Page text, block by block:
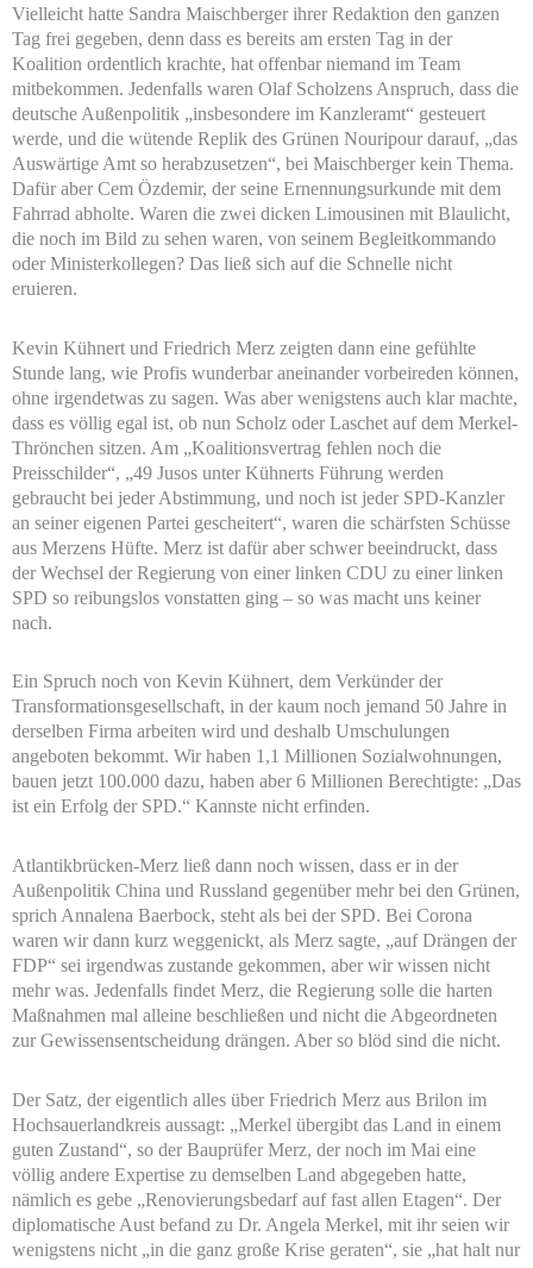
Vielleicht hatte Sandra Maischberger ihrer Redaktion den ganzen
Tag frei gegeben, denn dass es bereits am ersten Tag in der
Koalition ordentlich krachte, hat offenbar niemand im Team
mitbekommen. Jedenfalls waren Olaf Scholzens Anspruch, dass die
deutsche Außenpolitik „insbesondere im Kanzleramt“ gesteuert
werde, und die wütende Replik des Grünen Nouripour darauf, „das
Auswärtige Amt so herabzusetzen“, bei Maischberger kein Thema.
Dafür aber Cem Özdemir, der seine Ernennungsurkunde mit dem
Fahrrad abholte. Waren die zwei dicken Limousinen mit Blaulicht,
die noch im Bild zu sehen waren, von seinem Begleitkommando
oder Ministerkollegen? Das ließ sich auf die Schnelle nicht
eruieren.
Kevin Kühnert und Friedrich Merz zeigten dann eine gefühlte
Stunde lang, wie Profis wunderbar aneinander vorbeireden können,
ohne irgendetwas zu sagen. Was aber wenigstens auch klar machte,
dass es völlig egal ist, ob nun Scholz oder Laschet auf dem Merkel-
Thrönchen sitzen. Am „Koalitionsvertrag fehlen noch die
Preisschilder“, „49 Jusos unter Kühnerts Führung werden
gebraucht bei jeder Abstimmung, und noch ist jeder SPD-Kanzler
an seiner eigenen Partei gescheitert“, waren die schärfsten Schüsse
aus Merzens Hüfte. Merz ist dafür aber schwer beeindruckt, dass
der Wechsel der Regierung von einer linken CDU zu einer linken
SPD so reibungslos vonstatten ging – so was macht uns keiner
nach.
Ein Spruch noch von Kevin Kühnert, dem Verkünder der
Transformationsgesellschaft, in der kaum noch jemand 50 Jahre in
derselben Firma arbeiten wird und deshalb Umschulungen
angeboten bekommt. Wir haben 1,1 Millionen Sozialwohnungen,
bauen jetzt 100.000 dazu, haben aber 6 Millionen Berechtigte: „Das
ist ein Erfolg der SPD.“ Kannste nicht erfinden.
Atlantikbrücken-Merz ließ dann noch wissen, dass er in der
Außenpolitik China und Russland gegenüber mehr bei den Grünen,
sprich Annalena Baerbock, steht als bei der SPD. Bei Corona
waren wir dann kurz weggenickt, als Merz sagte, „auf Drängen der
FDP“ sei irgendwas zustande gekommen, aber wir wissen nicht
mehr was. Jedenfalls findet Merz, die Regierung solle die harten
Maßnahmen mal alleine beschließen und nicht die Abgeordneten
zur Gewissensentscheidung drängen. Aber so blöd sind die nicht.
Der Satz, der eigentlich alles über Friedrich Merz aus Brilon im
Hochsauerlandkreis aussagt: „Merkel übergibt das Land in einem
guten Zustand“, so der Bauprüfer Merz, der noch im Mai eine
völlig andere Expertise zu demselben Land abgegeben hatte,
nämlich es gebe „Renovierungsbedarf auf fast allen Etagen“. Der
diplomatische Aust befand zu Dr. Angela Merkel, mit ihr seien wir
wenigstens nicht „in die ganz große Krise geraten“, sie „hat halt nur